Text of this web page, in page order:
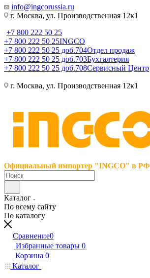
info@ingcorussia.ru
г. Москва, ул. Производственная 12к1
+7 800 222 50 25
+7 800 222 50 25INGCO
+7 800 222 50 25 доб.704Отдел продаж
+7 800 222 50 25 доб.703Бухгалтерия
+7 800 222 50 25 доб.708Сервисный Центр
г. Москва, ул. Производственная 12к1
Официальный импортер "INGCO" в РФ
Каталог
По всему сайту
По каталогу
Сравнение0
Избранные товары 0
Корзина 0
Каталог